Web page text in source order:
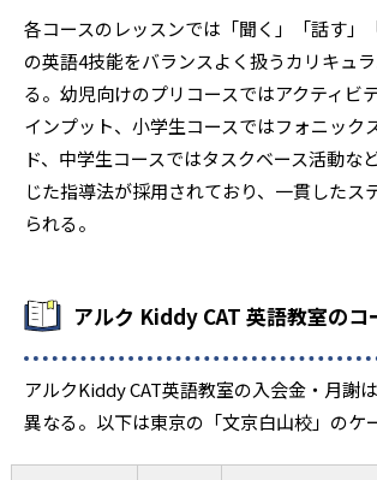
各コースのレッスンでは「聞く」「話す」
の英語4技能をバランスよく扱うカリキュ
る。幼児向けのプリコースではアクティビ
インプット、小学生コースではフォニック
ド、中学生コースではタスクベース活動な
じた指導法が採用されており、一貫したス
られる。
アルク Kiddy CAT 英語教室のコ
アルクKiddy CAT英語教室の入会金・月謝
異なる。以下は東京の「文京白山校」のケ